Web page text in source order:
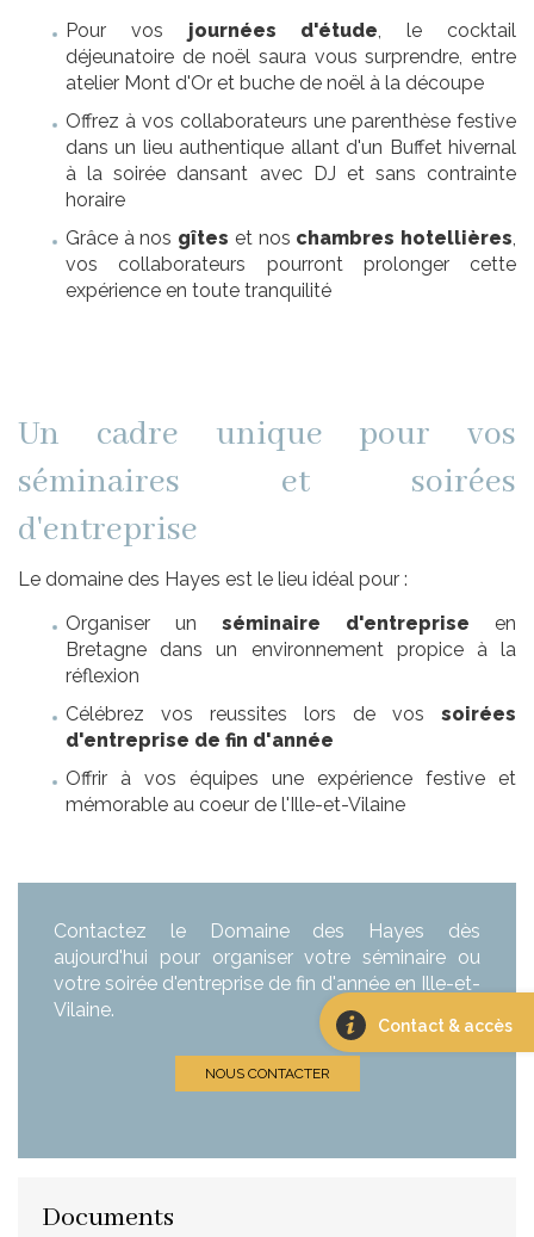
Contact & accès
Pour vos journées d'étude, le cocktail
déjeunatoire de noël saura vous surprendre, entre
atelier Mont d'Or et buche de noël à la découpe
Offrez à vos collaborateurs une parenthèse festive
dans un lieu authentique allant d'un Buffet hivernal
à la soirée dansant avec DJ et sans contrainte
horaire
Grâce à nos gîtes et nos chambres hotellières,
vos collaborateurs pourront prolonger cette
expérience en toute tranquilité
Un cadre unique pour vos
séminaires et soirées
d'entreprise
Le domaine des Hayes est le lieu idéal pour :
Organiser un séminaire d'entreprise en
Bretagne dans un environnement propice à la
réflexion
Célébrez vos reussites lors de vos soirées
d'entreprise de fin d'année
Offrir à vos équipes une expérience festive et
mémorable au coeur de l'Ille-et-Vilaine
Contactez le Domaine des Hayes dès
aujourd'hui pour organiser votre séminaire ou
votre soirée d'entreprise de fin d'année en Ille-et-
Vilaine.
NOUS CONTACTER
Documents